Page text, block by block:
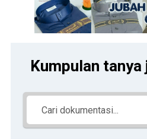
Kumpulan tanya